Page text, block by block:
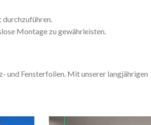
Montage zu gewährleisten.
und Fensterfolien. Mit unserer langjährigen